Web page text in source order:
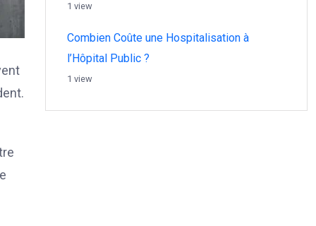
1 view
Combien Coûte une Hospitalisation à
l’Hôpital Public ?
1 view